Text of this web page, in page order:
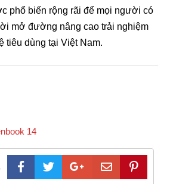
phổ biến rộng rãi để mọi người có
mở đường nâng cao trải nghiệm
tiêu dùng tại Việt Nam.
14